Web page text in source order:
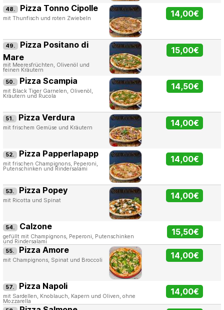
48. Pizza Tonno Cipolle
mit Thunfisch und roten Zwiebeln 14,00€
49. Pizza Positano di
Mare
mit Meeresfrüchten, Olivenöl und
feinen Kräutern
15,00€
50. Pizza Scampia
mit Black Tiger Garnelen, Olivenöl,
Kräutern und Rucola
14,50€
51. Pizza Verdura
mit frischem Gemüse und Kräutern 14,00€
52. Pizza Papperlapapp
mit frischen Champignons, Peperoni,
Putenschinken und Rindersalami
14,00€
53. Pizza Popey
mit Ricotta und Spinat 14,00€
54. Calzone
gefüllt mit Champignons, Peperoni, Putenschinken
und Rindersalami
15,50€
55. Pizza Amore
mit Champignons, Spinat und Broccoli 14,00€
57. Pizza Napoli
mit Sardellen, Knoblauch, Kapern und Oliven, ohne
Mozzarella
14,00€